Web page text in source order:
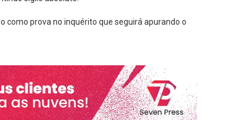
como prova no inquérito que seguirá apurando o